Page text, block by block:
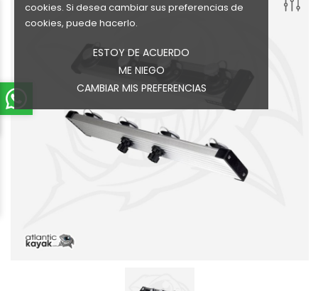
cookies. Si desea cambiar sus preferencias de
cookies, puede hacerlo.
ESTOY DE ACUERDO
ME NIEGO
CAMBIAR MIS PREFERENCIAS